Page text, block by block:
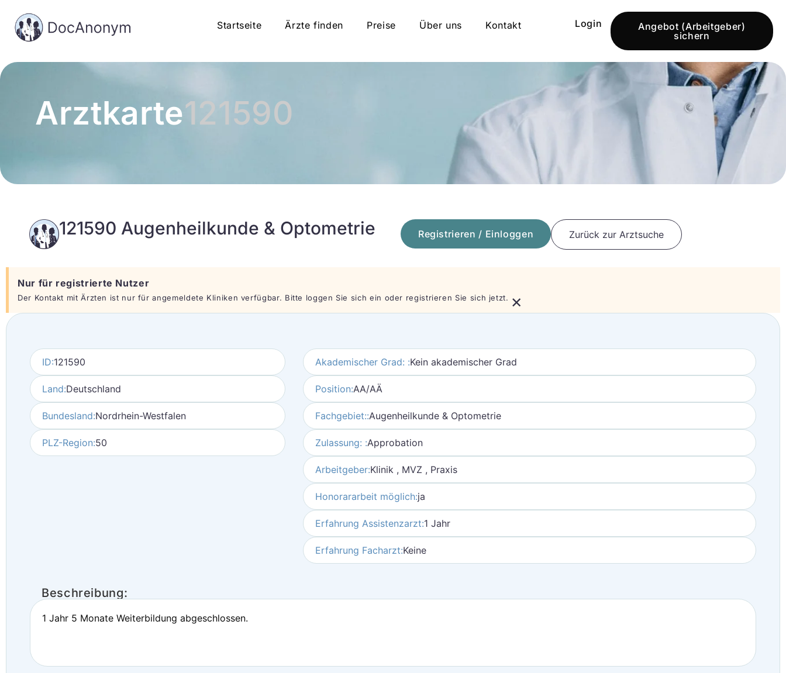
Startseite Ärzte finden Preise Über uns Kontakt Login
Angebot (Arbeitgeber)
sichern
Arztkarte121590
121590 Augenheilkunde & Optometrie Registrieren / Einloggen Zurück zur Arztsuche
Nur für registrierte Nutzer
Der Kontakt mit Ärzten ist nur für angemeldete Kliniken verfügbar. Bitte loggen Sie sich ein oder registrieren Sie sich jetzt. ×
ID:121590
Land:Deutschland
Bundesland:Nordrhein-Westfalen
PLZ-Region:50
Akademischer Grad: :Kein akademischer Grad
Position:AA/AÄ
Fachgebiet::Augenheilkunde & Optometrie
Zulassung: :Approbation
Arbeitgeber:Klinik , MVZ , Praxis
Honorararbeit möglich:ja
Erfahrung Assistenzarzt:1 Jahr
Erfahrung Facharzt:Keine
Beschreibung:
1 Jahr 5 Monate Weiterbildung abgeschlossen.